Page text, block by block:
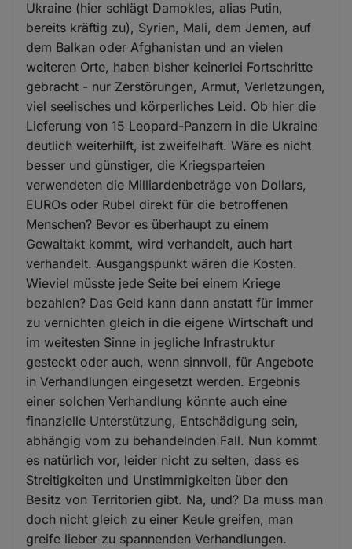
Ukraine (hier schlägt Damokles, alias Putin,
bereits kräftig zu), Syrien, Mali, dem Jemen, auf
dem Balkan oder Afghanistan und an vielen
weiteren Orte, haben bisher keinerlei Fortschritte
gebracht - nur Zerstörungen, Armut, Verletzungen,
viel seelisches und körperliches Leid. Ob hier die
Lieferung von 15 Leopard-Panzern in die Ukraine
deutlich weiterhilft, ist zweifelhaft. Wäre es nicht
besser und günstiger, die Kriegsparteien
verwendeten die Milliardenbeträge von Dollars,
EUROs oder Rubel direkt für die betroffenen
Menschen? Bevor es überhaupt zu einem
Gewaltakt kommt, wird verhandelt, auch hart
verhandelt. Ausgangspunkt wären die Kosten.
Wieviel müsste jede Seite bei einem Kriege
bezahlen? Das Geld kann dann anstatt für immer
zu vernichten gleich in die eigene Wirtschaft und
im weitesten Sinne in jegliche Infrastruktur
gesteckt oder auch, wenn sinnvoll, für Angebote
in Verhandlungen eingesetzt werden. Ergebnis
einer solchen Verhandlung könnte auch eine
finanzielle Unterstützung, Entschädigung sein,
abhängig vom zu behandelnden Fall. Nun kommt
es natürlich vor, leider nicht zu selten, dass es
Streitigkeiten und Unstimmigkeiten über den
Besitz von Territorien gibt. Na, und? Da muss man
doch nicht gleich zu einer Keule greifen, man
greife lieber zu spannenden Verhandlungen.